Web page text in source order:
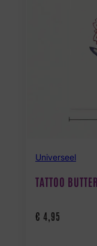
Universeel
TATTOO
€ 4,95